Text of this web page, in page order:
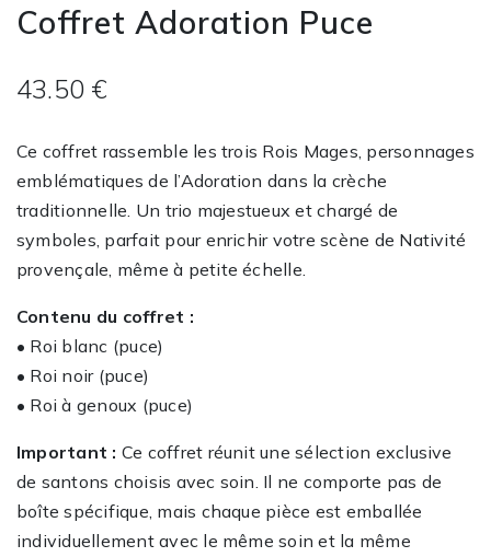
Coffret Adoration Puce
43.50 €
Ce coffret rassemble les trois Rois Mages, personnages
emblématiques de l’Adoration dans la crèche
traditionnelle. Un trio majestueux et chargé de
symboles, parfait pour enrichir votre scène de Nativité
provençale, même à petite échelle.
Contenu du coffret :
• Roi blanc (puce)
• Roi noir (puce)
• Roi à genoux (puce)
Important : Ce coffret réunit une sélection exclusive
de santons choisis avec soin. Il ne comporte pas de
boîte spécifique, mais chaque pièce est emballée
individuellement avec le même soin et la même